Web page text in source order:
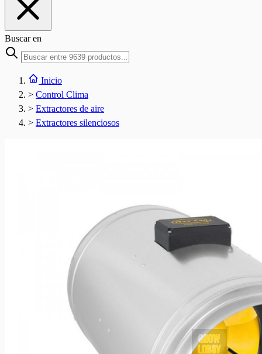
Buscar en
Inicio
> Control Clima
> Extractores de aire
> Extractores silenciosos